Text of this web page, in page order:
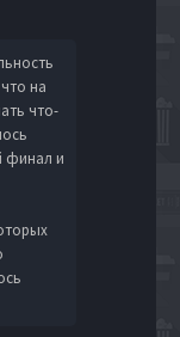
на
что-
финал и